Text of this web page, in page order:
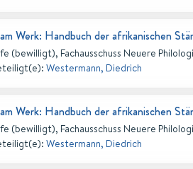
Werk: Handbuch der afrikanischen
(bewilligt), Fachausschuss Neuere
: Westermann, Diedrich
Werk: Handbuch der afrikanischen
(bewilligt), Fachausschuss Neuere
: Westermann, Diedrich